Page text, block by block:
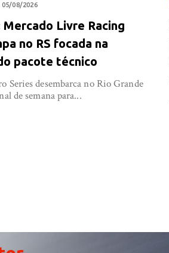
05/08/2026
Mercado Livre Racing
no RS focada na
pacote técnico
Series desembarca no Rio Grande
de semana para...